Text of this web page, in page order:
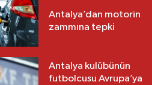
Antalya’dan motorin
zammına tepki
Antalya kulübünün
futbolcusu Avrupa’ya